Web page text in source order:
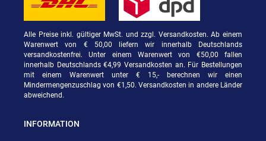
Alle Preise inkl. gültiger MwSt. und zzgl. Versandkosten. Ab einem
Warenwert von € 50,00 liefern wir innerhalb Deutschlands
versandkostenfrei. Unter einem Warenwert von €50,00 fallen
innerhalb Deutschlands €4,99 Versandkosten an. Für Bestellungen
mit einem Warenwert unter € 15,- berechnen wir einen
Mindermengenzuschlag von €1,50. Versandkosten in andere Länder
abweichend.
INFORMATION